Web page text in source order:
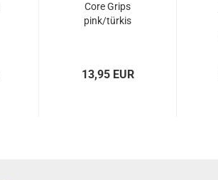
Core Grips
pink/türkis
13,95 EUR